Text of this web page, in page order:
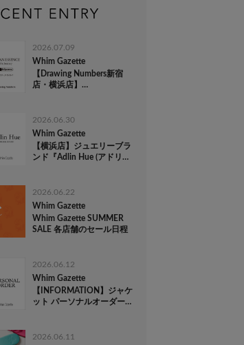
2026.07.09
Whim Gazette
【Drawing Numbers新宿
店・横浜店】
2026.06.30
Whim Gazette
【横浜店】ジュエリーブラ
ンド『Adlin Hue (アドリン
2026.06.22
Whim Gazette
Whim Gazette SUMMER
SALE 各店舗のセール日程
2026.06.12
Whim Gazette
【INFORMATION】ジャケ
ット パーソナルオーダー
2026.06.11